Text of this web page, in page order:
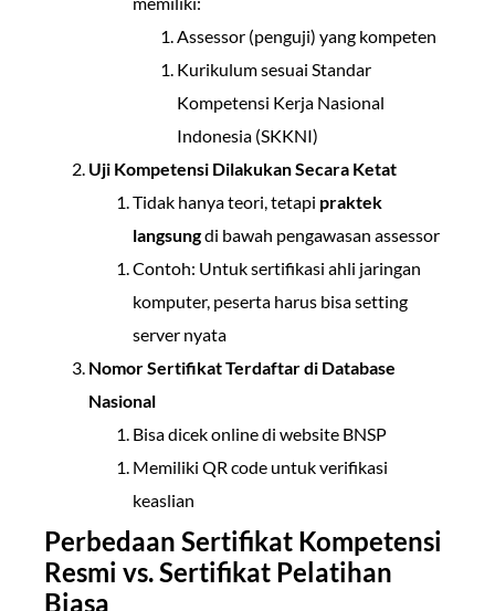
Assessor (penguji) yang kompeten
Kurikulum sesuai Standar
Kompetensi Kerja Nasional
Indonesia (SKKNI)
Uji Kompetensi Dilakukan Secara Ketat
Tidak hanya teori, tetapi praktek
langsungdi bawah pengawasan assessor
Contoh: Untuk sertifikasi ahli jaringan
komputer, peserta harus bisa setting
server nyata
Nomor Sertifikat Terdaftar di Database
Nasional
Bisa dicek online di website BNSP
Memiliki QR code untuk verifikasi
keaslian
Perbedaan Sertifikat Kompetensi
Resmi vs. Sertifikat Pelatihan
Biasa